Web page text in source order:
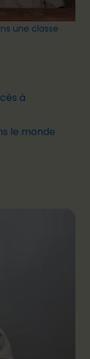
une classe
à
le monde